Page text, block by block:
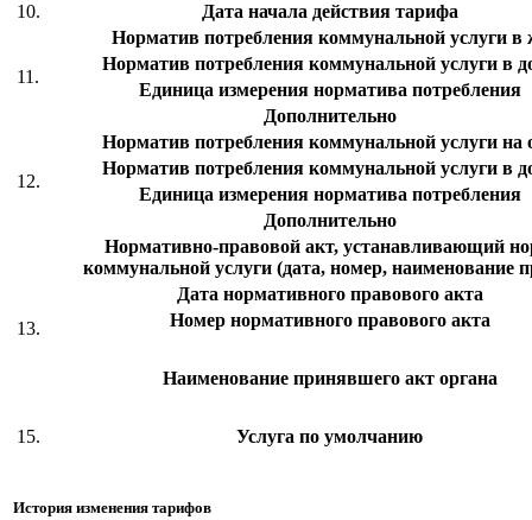
10. Дата начала действия тарифа
11.
Норматив потребления коммунальной услуги
Норматив потребления коммунальной услуги в
Единица измерения норматива потребления
Дополнительно
12.
Норматив потребления коммунальной услуги
Норматив потребления коммунальной услуги в
Единица измерения норматива потребления
Дополнительно
13.
Нормативно-правовой акт, устанавливающий
коммунальной услуги (дата, номер, наименование
Дата нормативного правового акта
Номер нормативного правового акта
Наименование принявшего акт органа
15. Услуга по умолчанию
История изменения тарифов